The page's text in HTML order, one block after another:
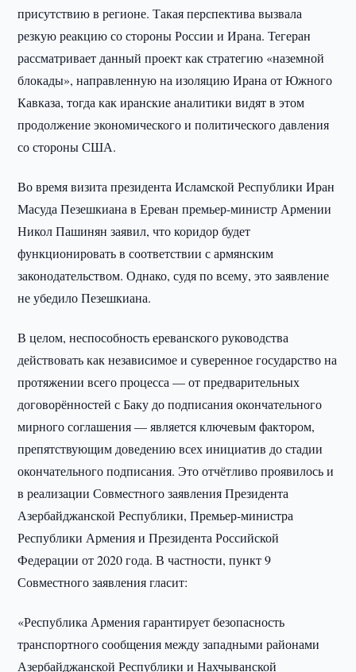
присутствию в регионе. Такая перспектива вызвала
резкую реакцию со стороны России и Ирана. Тегеран
рассматривает данный проект как стратегию «наземной
блокады», направленную на изоляцию Ирана от Южного
Кавказа, тогда как иранские аналитики видят в этом
продолжение экономического и политического давления
со стороны США.
Во время визита президента Исламской Республики Иран
Масуда Пезешкиана в Ереван премьер-министр Армении
Никол Пашинян заявил, что коридор будет
функционировать в соответствии с армянским
законодательством. Однако, судя по всему, это заявление
не убедило Пезешкиана.
В целом, неспособность ереванского руководства
действовать как независимое и суверенное государство на
протяжении всего процесса — от предварительных
договорённостей с Баку до подписания окончательного
мирного соглашения — является ключевым фактором,
препятствующим доведению всех инициатив до стадии
окончательного подписания. Это отчётливо проявилось и
в реализации Совместного заявления Президента
Азербайджанской Республики, Премьер-министра
Республики Армения и Президента Российской
Федерации от 2020 года. В частности, пункт 9
Совместного заявления гласит:
«Республика Армения гарантирует безопасность
транспортного сообщения между западными районами
Азербайджанской Республики и Нахчыванской